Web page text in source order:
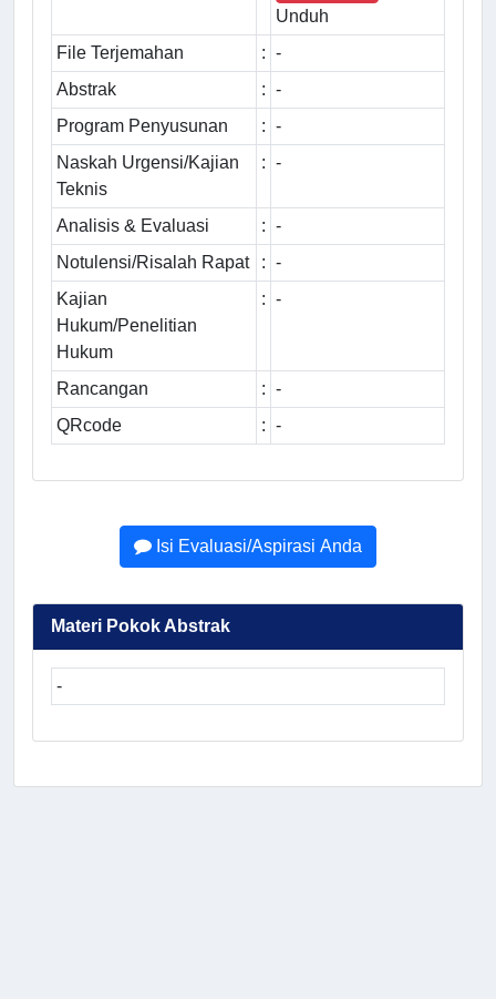
Unduh
File Terjemahan
: -
Abstrak
: -
Program Penyusunan
: -
Naskah Urgensi/Kajian
Teknis
: -
Analisis & Evaluasi : -
Notulensi/Risalah Rapat
: -
Kajian
Hukum/Penelitian
Hukum
: -
Rancangan : -
QRcode
: -
Isi Evaluasi/Aspirasi Anda
Materi Pokok Abstrak
-